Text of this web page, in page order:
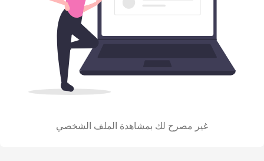
غير مصرح لك بمشاهدة الملف الشخصي